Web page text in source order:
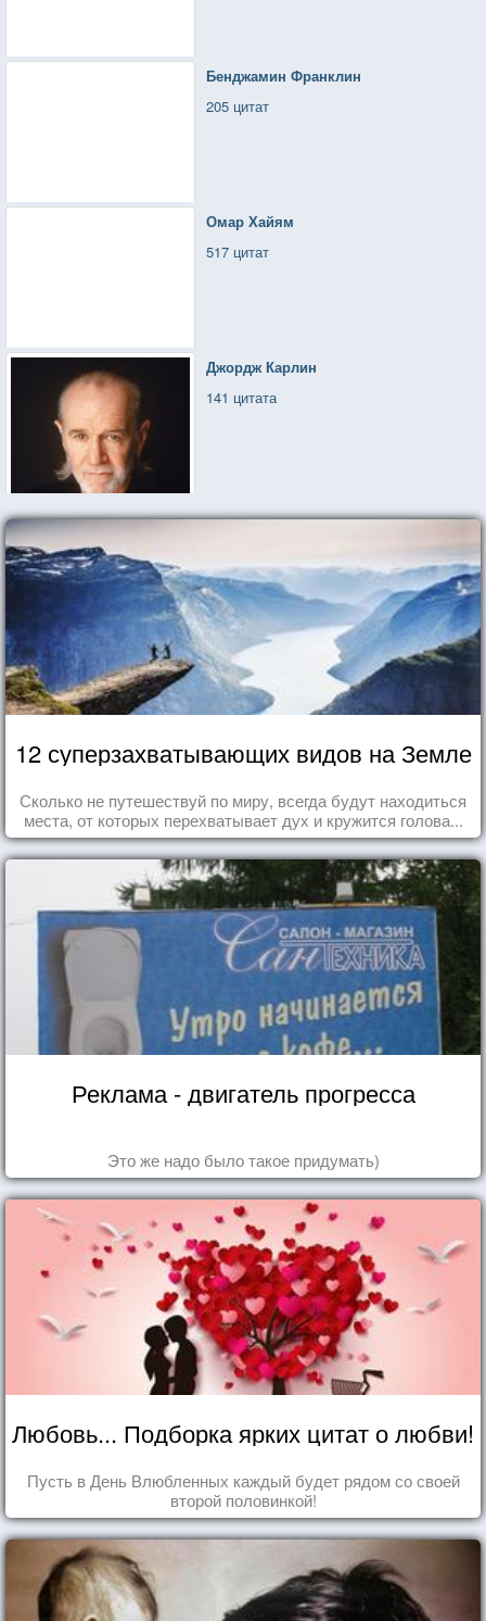
Бенджамин Франклин
205 цитат
Омар Хайям
517 цитат
Джордж Карлин
141 цитата
12 суперзахватывающих видов на Земле
Сколько не путешествуй по миру, всегда будут находиться
места, от которых перехватывает дух и кружится голова...
Реклама - двигатель прогресса
Это же надо было такое придумать)
Любовь... Подборка ярких цитат о любви!
Пусть в День Влюбленных каждый будет рядом со своей
второй половинкой!